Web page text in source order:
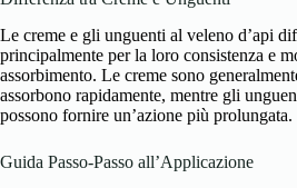
Le creme e gli unguenti al veleno d’api
principalmente per la loro consistenza e
assorbimento. Le creme sono
assorbono rapidamente, mentre gli
possono fornire un’azione più prolungata.
Guida Passo-Passo all’Applicazione